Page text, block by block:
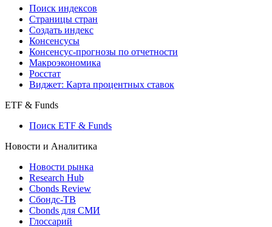
Поиск индексов
Страницы стран
Создать индекс
Консенсусы
Консенсус-прогнозы по отчетности
Макроэкономика
Росстат
Виджет: Карта процентных ставок
ETF & Funds
Поиск ETF & Funds
Новости и Аналитика
Новости рынка
Research Hub
Cbonds Review
Сбондс-ТВ
Cbonds для СМИ
Глоссарий